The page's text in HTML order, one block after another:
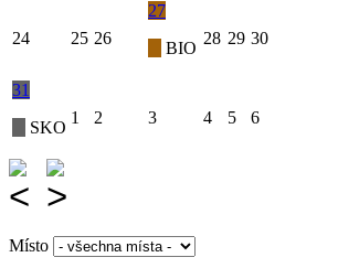
24 25 26
27
BIO
28 29 30
31
SKO
1 2 3 4 5 6
Místo